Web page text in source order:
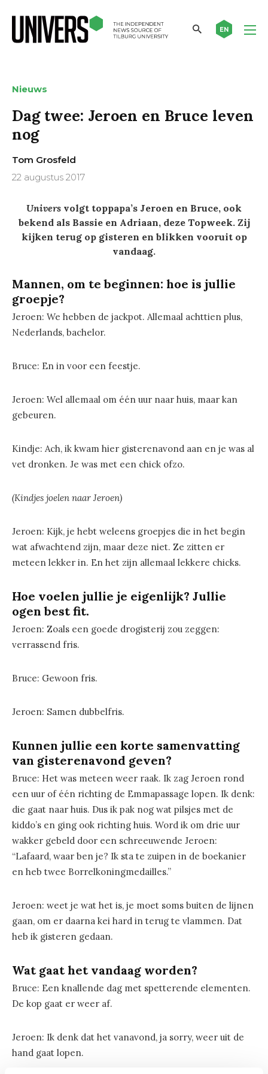
EN
Nieuws
Dag twee: Jeroen en Bruce leven
nog
Tom Grosfeld
22 augustus 2017
Univers volgt toppapa’s Jeroen en Bruce, ook
bekend als Bassie en Adriaan, deze Topweek. Zij
kijken terug op gisteren en blikken vooruit op
vandaag.
Mannen, om te beginnen: hoe is jullie
groepje?
Jeroen: We hebben de jackpot. Allemaal achttien plus,
Nederlands, bachelor.
Bruce: En in voor een feestje.
Jeroen: Wel allemaal om één uur naar huis, maar kan
gebeuren.
Kindje: Ach, ik kwam hier gisterenavond aan en je was al
vet dronken. Je was met een chick ofzo.
(Kindjes joelen naar Jeroen)
Jeroen: Kijk, je hebt weleens groepjes die in het begin
wat afwachtend zijn, maar deze niet. Ze zitten er
meteen lekker in. En het zijn allemaal lekkere chicks.
Hoe voelen jullie je eigenlijk? Jullie
ogen best fit.
Jeroen: Zoals een goede drogisterij zou zeggen:
verrassend fris.
Bruce: Gewoon fris.
Jeroen: Samen dubbelfris.
Kunnen jullie een korte samenvatting
van gisterenavond geven?
Bruce: Het was meteen weer raak. Ik zag Jeroen rond
een uur of één richting de Emmapassage lopen. Ik denk:
die gaat naar huis. Dus ik pak nog wat pilsjes met de
kiddo’s en ging ook richting huis. Word ik om drie uur
wakker gebeld door een schreeuwende Jeroen:
“Lafaard, waar ben je? Ik sta te zuipen in de boekanier
en heb twee Borrelkoningmedailles.”
Jeroen: weet je wat het is, je moet soms buiten de lijnen
gaan, om er daarna kei hard in terug te vlammen. Dat
heb ik gisteren gedaan.
Wat gaat het vandaag worden?
Bruce: Een knallende dag met spetterende elementen.
De kop gaat er weer af.
Jeroen: Ik denk dat het vanavond, ja sorry, weer uit de
hand gaat lopen.